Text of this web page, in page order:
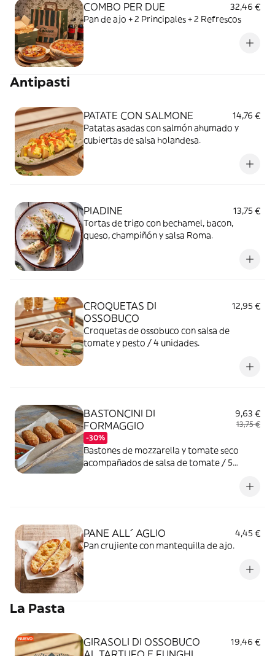
COMBO PER DUE
32,46 €
Pan de ajo + 2 Principales + 2 Refrescos
Antipasti
PATATE CON SALMONE
14,76 €
Patatas asadas con salmón ahumado y
cubiertas de salsa holandesa.
PIADINE
13,75 €
Tortas de trigo con bechamel, bacon,
queso, champiñón y salsa Roma.
CROQUETAS DI
OSSOBUCO
12,95 €
Croquetas de ossobuco con salsa de
tomate y pesto / 4 unidades.
BASTONCINI DI
FORMAGGIO
-30%
9,63 €
13,75 €
Bastones de mozzarella y tomate seco
acompañados de salsa de tomate / 5
PANE ALL´ AGLIO
4,45 €
Pan crujiente con mantequilla de ajo.
La Pasta
GIRASOLI DI OSSOBUCO
19,46 €